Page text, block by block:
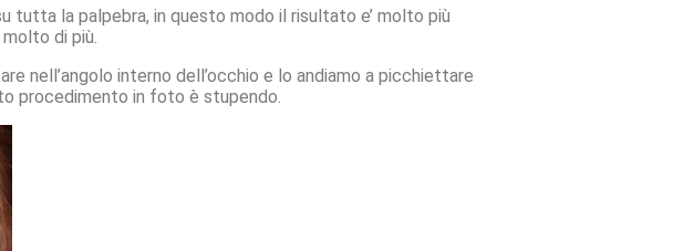
tutta la palpebra, in questo modo il risultato e’ molto più
di più.
nell’angolo interno dell’occhio e lo andiamo a picchiettare
procedimento in foto è stupendo.